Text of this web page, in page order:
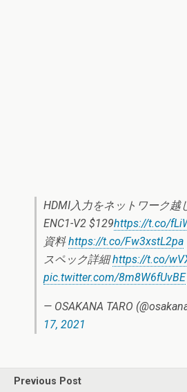
HDMI入力をネットワーク越
ENC1-V2 $129https://t.co/
資料https://t.co/Fw3xstL2pa
スペック詳細https://t.co/
pic.twitter.com/8m8W6fUvBE
— OSAKANA TARO
17, 2021
Previous Post